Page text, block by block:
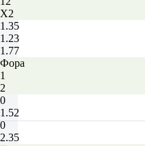
X2
1.35
1.23
1.77
Фора
1
2
0
1.52
0
2.35